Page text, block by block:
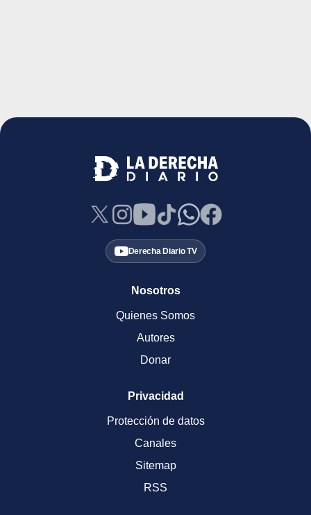
Derecha Diario TV
Nosotros
Quienes Somos
Autores
Donar
Privacidad
Protección de datos
Canales
Sitemap
RSS